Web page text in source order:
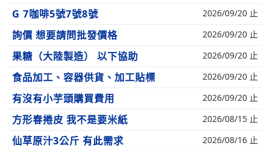
G 7咖啡5號7號8號 2026/09/20 止
詢價 想要請問批發價格 2026/09/20 止
果糖（大陸製造） 以下協助 2026/09/20 止
食品加工、容器供貨、加工貼標 2026/09/20 止
有沒有小芋頭購買費用 2026/09/20 止
方形春捲皮 我不是要米紙 2026/08/15 止
仙草原汁3公斤 有此需求 2026/08/16 止